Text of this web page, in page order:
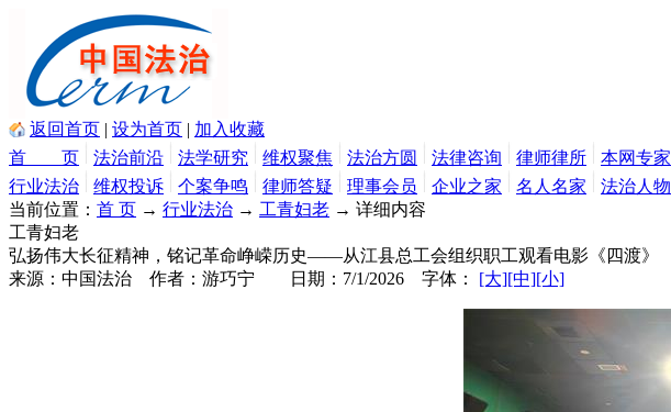
返回首页 | 设为首页 | 加入收藏
首 页
法治前沿 法学研究 维权聚焦 法治方圆 法律咨询 律师律所 本网专家
行业法治
维权投诉 个案争鸣 律师答疑 理事会员 企业之家 名人名家 法治人物
当前位置： 首 页 → 行业法治 → 工青妇老 → 详细内容
工青妇老
弘扬伟大长征精神，铭记革命峥嵘历史——从江县总工会组织职工观看电影《四渡》
来源： 中国法治 作者： 游巧宁 日期： 7/1/2026 字体： [大][中][小]